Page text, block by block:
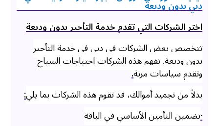
دبي بدون وديعة
اختر الشركات التي تقدم خدمة التأجير بدون وديعة
تتخصص بعض الشركات في دبي في خدمة التأجير
بدون وديعة. تفهم هذه الشركات احتياجات السياح
وتقدم سياسات مرنة.
بدلاً من تجميد أموالك، قد تقوم هذه الشركات بما يلي:
·تضمين التأمين الأساسي في الباقة